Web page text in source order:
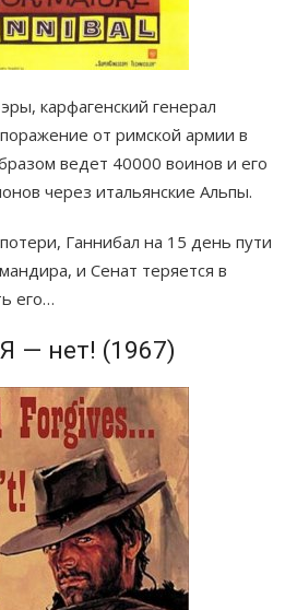
карфагенский генерал
от римской армии в
ведет 40000 воинов и его
через итальянские Альпы.
Ганнибал на 15 день пути
и Сенат теряется в
его…
— нет! (1967)